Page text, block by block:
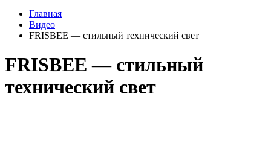
Главная
Видео
FRISBEE — стильный технический свет
FRISBEE — стильный
технический свет